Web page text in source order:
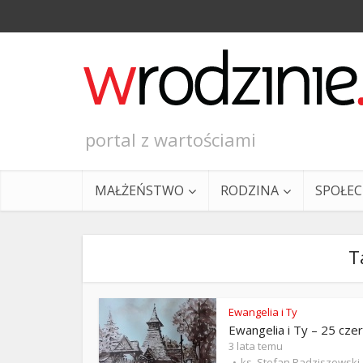
portal z wartościami
MAŁŻEŃSTWO RODZINA
Ewangelia i Ty
Ewangelia i Ty – 25
3 lata temu